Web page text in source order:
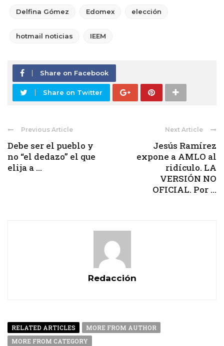
Delfina Gómez Edomex elección
hotmail noticias IEEM
Share on Facebook
Share on Twitter
Previous Article
Debe ser el pueblo y
no “el dedazo” el que
elija a ...
Next Article
Jesús Ramírez
expone a AMLO al
ridículo. LA
VERSIÓN NO
OFICIAL. Por ...
Redacción
RELATED ARTICLES
MORE FROM AUTHOR
MORE FROM CATEGORY